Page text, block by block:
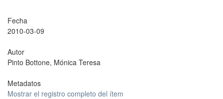
Fecha
2010-03-09
Autor
Pinto Bottone, Mónica Teresa
Metadatos
Mostrar el registro completo del ítem